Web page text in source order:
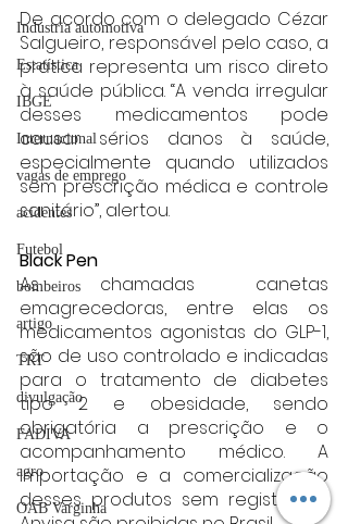
Industria automotiva
Estatística
IBGE
Internacional
vagas de emprego
acidentes
Futebol
bombeiros
artigo
TRT
divulgação
FADIVA
agro
OAB Varginha
De acordo com o delegado Cézar
Salgueiro, responsável pelo caso, a
prática representa um risco direto
à saúde pública. “A venda irregular
desses medicamentos pode
causar sérios danos à saúde,
especialmente quando utilizados
sem prescrição médica e controle
sanitário”, alertou.
Black Pen
As chamadas canetas
emagrecedoras, entre elas os
medicamentos agonistas do GLP-1,
são de uso controlado e indicadas
para o tratamento de diabetes
tipo 2 e obesidade, sendo
obrigatória a prescrição e o
acompanhamento médico. A
importação e a comercialização
desses produtos sem registro na